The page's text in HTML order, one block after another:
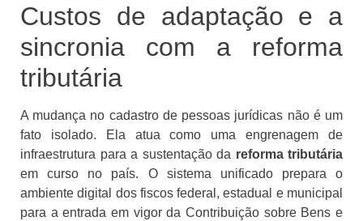
Custos de adaptação e a
sincronia com a reforma
tributária
A mudança no cadastro de pessoas jurídicas não é um
fato isolado. Ela atua como uma engrenagem de
infraestrutura para a sustentação da reforma tributária
em curso no país. O sistema unificado prepara o
ambiente digital dos fiscos federal, estadual e municipal
para a entrada em vigor da Contribuição sobre Bens e